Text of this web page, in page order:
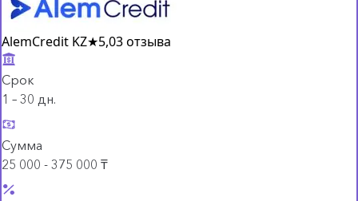
AlemCredit KZ★5,03 отзыва
Срок
1 – 30 дн.
Сумма
25 000 - 375 000 ₸